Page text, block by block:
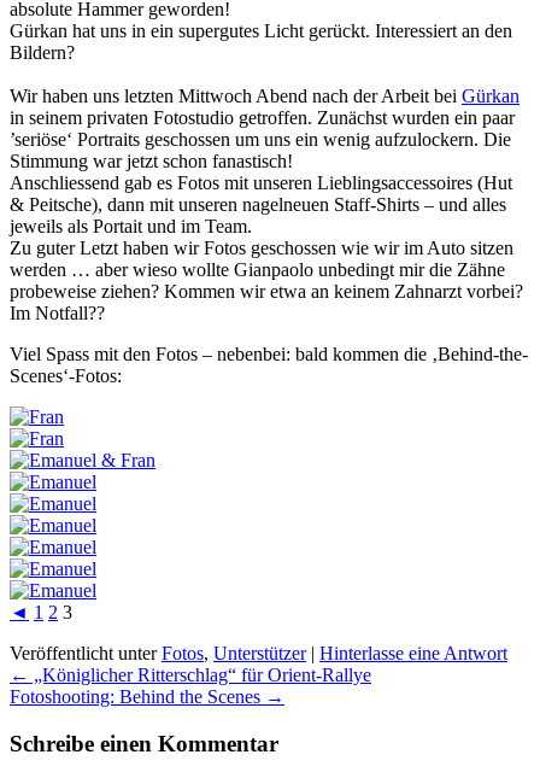
absolute Hammer geworden!
Gürkan hat uns in ein supergutes Licht gerückt. Interessiert an den
Bildern?
Wir haben uns letzten Mittwoch Abend nach der Arbeit bei Gürkan
in seinem privaten Fotostudio getroffen. Zunächst wurden ein paar
’seriöse‘ Portraits geschossen um uns ein wenig aufzulockern. Die
Stimmung war jetzt schon fanastisch!
Anschliessend gab es Fotos mit unseren Lieblingsaccessoires (Hut
& Peitsche), dann mit unseren nagelneuen Staff-Shirts – und alles
jeweils als Portait und im Team.
Zu guter Letzt haben wir Fotos geschossen wie wir im Auto sitzen
werden … aber wieso wollte Gianpaolo unbedingt mir die Zähne
probeweise ziehen? Kommen wir etwa an keinem Zahnarzt vorbei?
Im Notfall??
Viel Spass mit den Fotos – nebenbei: bald kommen die ‚Behind-the-
Scenes‘-Fotos:
◄ 1 2 3
Veröffentlicht unterFotos, Unterstützer | Hinterlasse eine Antwort
Beitragsnavigation
← „Königlicher Ritterschlag“ für Orient-Rallye
Fotoshooting: Behind the Scenes →
Schreibe einen Kommentar